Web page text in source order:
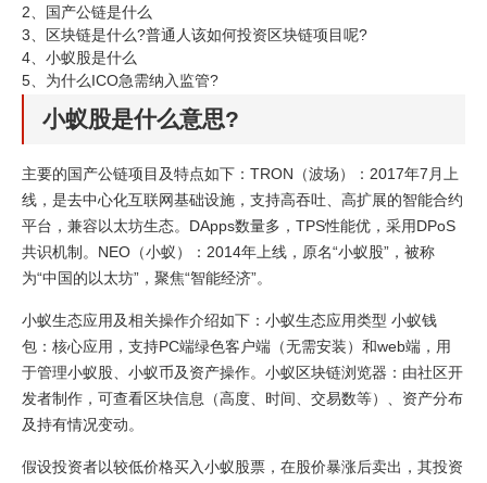
2、
国产公链是什么
3、
区块链是什么?普通人该如何投资区块链项目呢?
4、 小蚁股是什么
5、 为什么ICO急需纳入监管?
小蚁股是什么意思?
主要的国产公链项目及特点如下：TRON（波场）：2017年7月上
线，是去中心化互联网基础设施，支持高吞吐、高扩展的智能合约
平台，兼容以太坊生态。DApps数量多，TPS性能优，采用DPoS
共识机制。NEO（小蚁）：2014年上线，原名“小蚁股”，被称
为“中国的以太坊”，聚焦“智能经济”。
小蚁生态应用及相关操作介绍如下：小蚁生态应用类型 小蚁钱
包：核心应用，支持PC端绿色客户端（无需安装）和web端，用
于管理小蚁股、小蚁币及资产操作。小蚁区块链浏览器：由社区开
发者制作，可查看区块信息（高度、时间、交易数等）、资产分布
及持有情况变动。
假设投资者以较低价格买入小蚁股票，在股价暴涨后卖出，其投资